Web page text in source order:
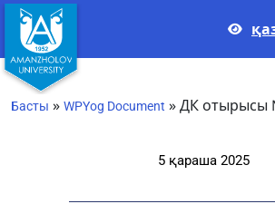
Басты » WPYog Document »ДК отырысы
5 қараша 2025